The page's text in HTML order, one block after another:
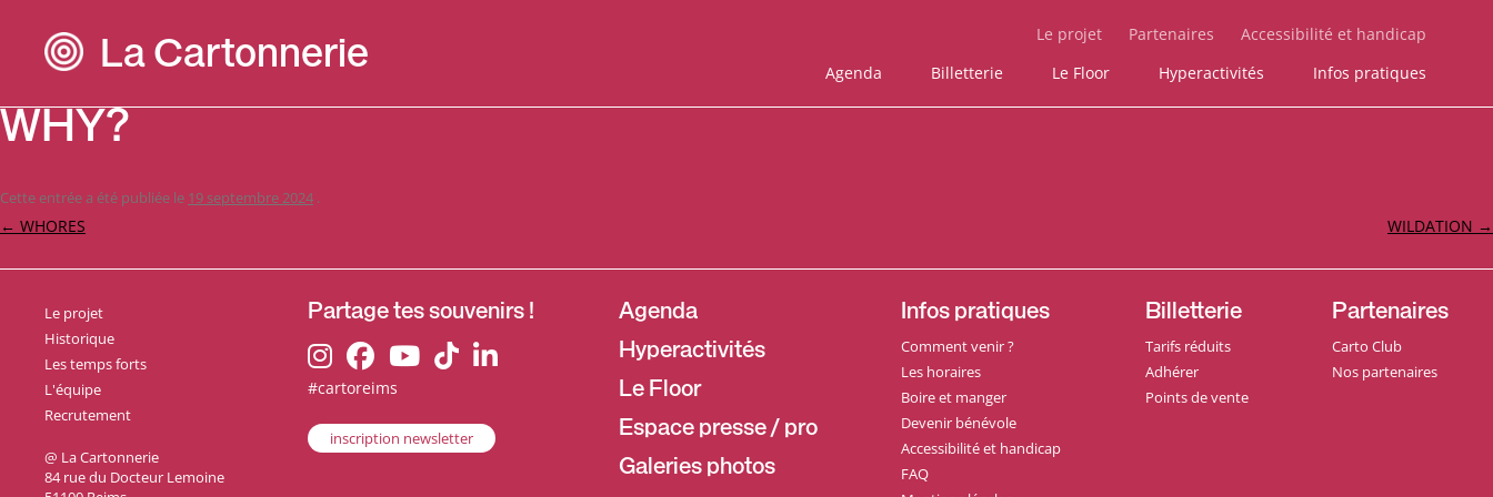
La Cartonnerie
Le projet Partenaires
Accessibilité et handicap
Agenda
Billetterie Le Floor Hyperactivités Infos pratiques
WHY?
Cette entrée a été publiée le 19 septembre 2024 .
Navigation
← WHORES WILDATION →
Le projet
Historique
Les temps forts
L'équipe
Recrutement
@ La Cartonnerie
84 rue du Docteur Lemoine
Partage tes souvenirs !
#cartoreims
inscription newsletter
Agenda
Hyperactivités
Le Floor
Espace presse / pro
Galeries photos
Infos pratiques
Comment venir ?
Les horaires
Boire et manger
Devenir bénévole
Accessibilité et handicap
FAQ
Billetterie
Tarifs réduits
Adhérer
Points de vente
Partenaires
Carto Club
Nos partenaires